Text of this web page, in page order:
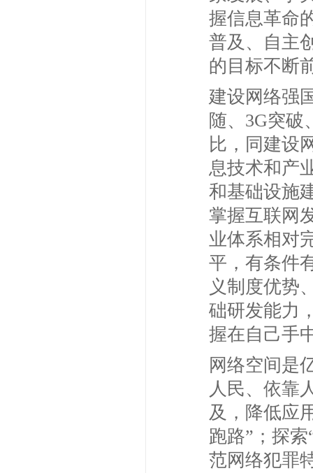
握信息革命
普及、自主
的目标不断
建设网络强
随、3G突破
比，同建设
息技术和产
和基础设施
掌握互联网
业体系相对
平，有条件
义制度优势
础研发能力
握在自己手
网络空间是
人民、依靠
及，降低应
跑路”；探
范网络犯罪